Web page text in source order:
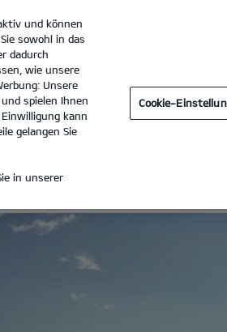
Tel. :04101 - 47800
und können
sowohl in das
dadurch
wie unsere
Unsere
spielen Ihnen
kann
gelangen Sie
in unserer
Cookie-